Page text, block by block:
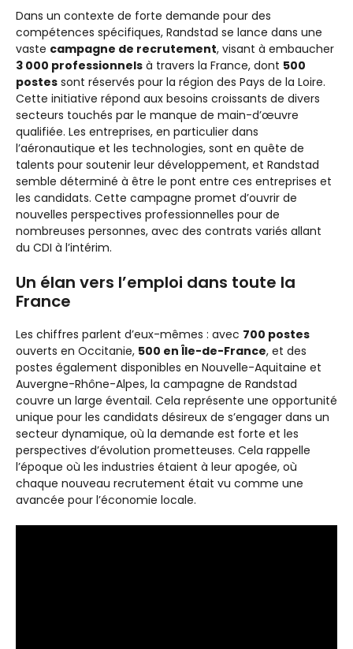
Dans un contexte de forte demande pour des
compétences spécifiques, Randstad se lance dans une
vaste campagne de recrutement, visant à embaucher
3 000 professionnels à travers la France, dont 500
postes sont réservés pour la région des Pays de la Loire.
Cette initiative répond aux besoins croissants de divers
secteurs touchés par le manque de main-d’œuvre
qualifiée. Les entreprises, en particulier dans
l’aéronautique et les technologies, sont en quête de
talents pour soutenir leur développement, et Randstad
semble déterminé à être le pont entre ces entreprises et
les candidats. Cette campagne promet d’ouvrir de
nouvelles perspectives professionnelles pour de
nombreuses personnes, avec des contrats variés allant
du CDI à l’intérim.
Un élan vers l’emploi dans toute la
France
Les chiffres parlent d’eux-mêmes : avec 700 postes
ouverts en Occitanie, 500 en Île-de-France, et des
postes également disponibles en Nouvelle-Aquitaine et
Auvergne-Rhône-Alpes, la campagne de Randstad
couvre un large éventail. Cela représente une opportunité
unique pour les candidats désireux de s’engager dans un
secteur dynamique, où la demande est forte et les
perspectives d’évolution prometteuses. Cela rappelle
l’époque où les industries étaient à leur apogée, où
chaque nouveau recrutement était vu comme une
avancée pour l’économie locale.